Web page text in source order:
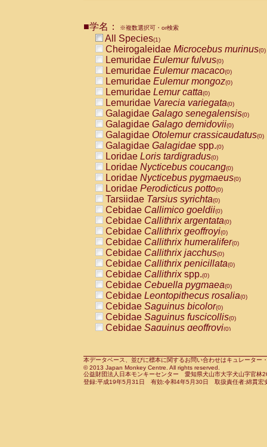
CebidaeCebus nigrivittatus
CebidaeCebus
CebidaeSaimiri boliviensis(0)
CebidaeSaimiri sciureus(0)
AtelidaeAlouatta caraya(0)
AtelidaeAlouatta fusca(0)
AtelidaeAlouatta seniculus
AtelidaeAlouattaspp.(0)
AtelidaeAteles belzebuth(0)
AtelidaeAteles geoffroyi(0)
AtelidaeAteles paniscus(0)
AtelidaeAtelesspp.(0)
Atelidae Lagothrix lagothricha
AtelidaeLagothrix lagothricha cana
PitheciidaeCacajao calvus
PitheciidaeCallicebus cupreus
PitheciidaeCallicebus donacophilus
PitheciidaeCallicebus moloch
PitheciidaeCallicebus torquatus
PitheciidaeCallicebusspp.(0)
PitheciidaeChiropotes satanas(0)
PitheciidaePithecia monachus
PitheciidaePithecia pithecia(0)
CercopithecidaeCercocebus agilis
CercopithecidaeCercocebus
CercopithecidaeCercocebus
CercopithecidaeCercocebus
CercopithecidaeCercocebus
CercopithecidaeCercocebushybrid
CercopithecidaePapio anubis(0)
CercopithecidaePapio cynocephalus
CercopithecidaePapio hamadryas(0)
■学名： ※複数選択可・or検索
All Species(1)
Cheirogaleidae Microcebus murinus(0)
Lemuridae Eulemur fulvus(0)
Lemuridae Eulemur macaco(0)
Lemuridae Eulemur mongoz(0)
Lemuridae Lemur catta(0)
Lemuridae Varecia variegata(0)
Galagidae Galago senegalensis(0)
Galagidae Galago demidovii(0)
Galagidae Otolemur crassicaudatus(0)
Galagidae Galagidae spp.(0)
Loridae Loris tardigradus(0)
Loridae Nycticebus coucang(0)
Loridae Nycticebus pygmaeus(0)
Loridae Perodicticus potto(0)
Tarsiidae Tarsius syrichta(0)
Cebidae Callimico goeldii(0)
Cebidae Callithrix argentata(0)
Cebidae Callithrix geoffroyi(0)
Cebidae Callithrix humeralifer(0)
Cebidae Callithrix jacchus(0)
Cebidae Callithrix penicillata(0)
Cebidae Callithrixspp.(0)
Cebidae Cebuella pygmaea(0)
Cebidae Leontopithecus rosalia(0)
Cebidae Saguinus bicolor(0)
Cebidae Saguinus fuscicollis(0)
Cebidae Saguinus geoffroyi(0)
CebidaeSaguinus leucopus(0)
CebidaeSaguinus midas(0)
Cebidae Saguinus mystax(0)
本データベース、並びに標本に関するお問い合わせはキュレータ
© 2013 Japan Monkey Centre. All rights reserved.
公益財団法人日本モンキーセンター 愛知県犬山市大字犬山字官
登録:平成19年5月31日 有効:令和4年5月30日 取扱責任者:綿貫宏